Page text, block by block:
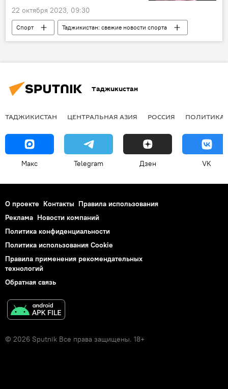
22 октября 2023, 09:30
Спорт
Таджикистан: свежие новости спорта
UFC
Таджикистан
Таджикистан
ТАДЖИКИСТАН ЦЕНТРАЛЬНАЯ АЗИЯ РОССИЯ ПОЛИТИКА
Макс Telegram Дзен VK
О проекте Контакты Правила использования
Реклама Новости компаний
Политика конфиденциальности
Политика использования Cookie
Правила применения рекомендательных
технологий
Обратная связь
© 2026 Sputnik Все права защищены. 18+